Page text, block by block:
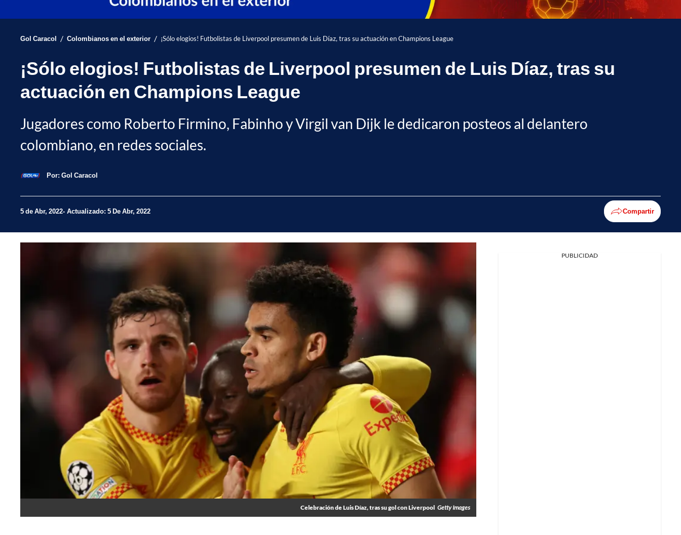
Gol Caracol / Colombianos en el exterior / ¡Sólo elogios! Futbolistas de Liverpool presumen de Luis Díaz, tras su actuación en Champions League
¡Sólo elogios! Futbolistas de Liverpool presumen de Luis Díaz, tras su
actuación en Champions League
Jugadores como Roberto Firmino, Fabinho y Virgil van Dijk le dedicaron posteos al delantero
colombiano, en redes sociales.
Por: Gol Caracol
5 de Abr, 2022 Actualizado: 5 De Abr, 2022 Compartir
Celebración de Luis Díaz, tras su gol con Liverpool Getty Images
PUBLICIDAD